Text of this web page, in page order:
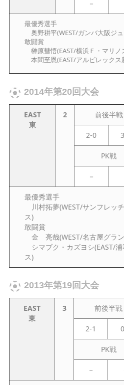
－
最優秀選手
奥野耕平(WEST/ガンバ大阪ジ
敢闘賞
榊原彗悟(EAST/横浜Ｆ・マリ
本間至恩(EAST/アルビレックス
2014年第20回大会
EAST
東
2 前後半戦
2-0
PK戦
－
最優秀選手
川村拓夢(WEST/サンフレッ
ス)
敢闘賞
金 亮哉(WEST/名古屋グラ
シマブク・カズヨシ(EAST/
ス)
2013年第19回大会
EAST
東
3 前後半戦
2-1
PK戦
－